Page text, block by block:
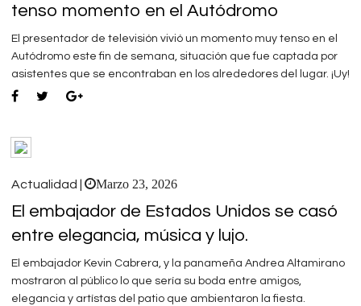
tenso momento en el Autódromo
El presentador de televisión vivió un momento muy tenso en el
Autódromo este fin de semana, situación que fue captada por
asistentes que se encontraban en los alrededores del lugar. ¡Uy!
Actualidad | Marzo 23, 2026
El embajador de Estados Unidos se casó
entre elegancia, música y lujo.
El embajador Kevin Cabrera, y la panameña Andrea Altamirano
mostraron al público lo que sería su boda entre amigos,
elegancia y artístas del patio que ambientaron la fiesta.